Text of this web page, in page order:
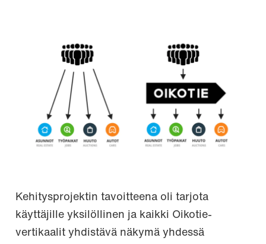
Kehitysprojektin tavoitteena oli tarjota
käyttäjille yksilöllinen ja kaikki Oikotie-
vertikaalit yhdistävä näkymä yhdessä